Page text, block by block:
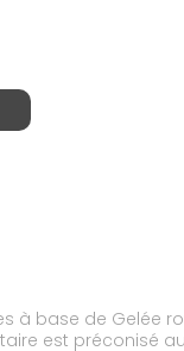
base de Gelée